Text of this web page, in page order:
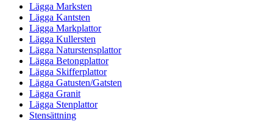
Lägga Marksten
Lägga Kantsten
Lägga Markplattor
Lägga Kullersten
Lägga Naturstensplattor
Lägga Betongplattor
Lägga Skifferplattor
Lägga Gatusten/Gatsten
Lägga Granit
Lägga Stenplattor
Stensättning